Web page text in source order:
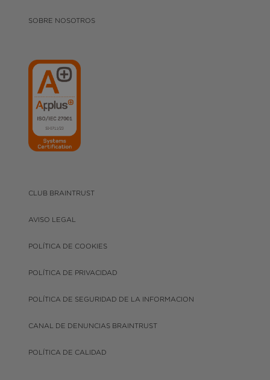
SOBRE NOSOTROS
CLUB BRAINTRUST
AVISO LEGAL
POLÍTICA DE COOKIES
POLÍTICA DE PRIVACIDAD
POLÍTICA DE SEGURIDAD DE LA INFORMACION
CANAL DE DENUNCIAS BRAINTRUST
POLÍTICA DE CALIDAD